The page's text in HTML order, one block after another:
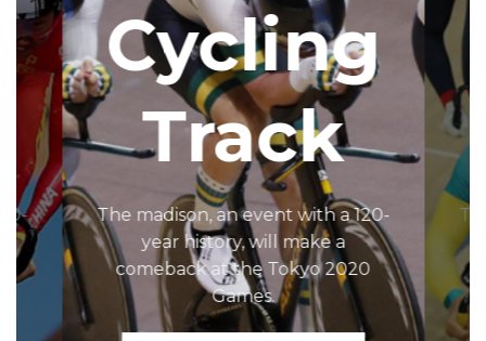
Cycling
Track
The madison, an event with a 120-
year history, will make a
comeback at the Tokyo 2020
Games.